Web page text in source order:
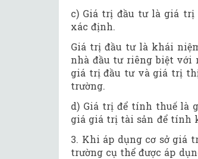
c) Giá trị đầu tư là giá trị
xác định.
Giá trị đầu tư là khái
nhà đầu tư riêng biệt với
giá trị đầu tư và giá trị
trường.
d) Giá trị để tính thuế là
giá giá trị tài sản để tính
3. Khi áp dụng cơ sở
trường cụ thể được áp